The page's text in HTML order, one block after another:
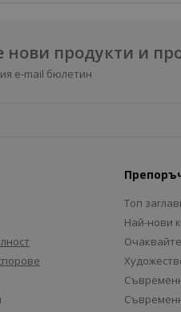
нови продукти и
e-mail бюлетин
Топ
Най-нови